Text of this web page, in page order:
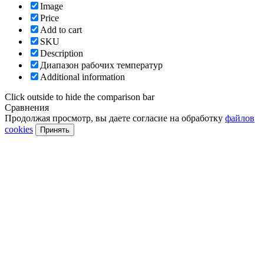
Image
Price
Add to cart
SKU
Description
Диапазон рабочих температур
Additional information
Click outside to hide the comparison bar
Сравнения
Продолжая просмотр, вы даете согласие на обработку файлов
cookies
Принять